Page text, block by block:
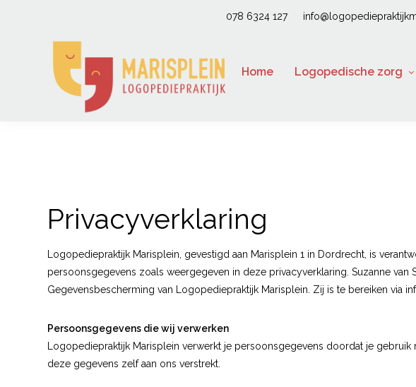
078 6324 127
Home Logopedische zorg
Privacyverklaring
Logopediepraktijk Marisplein, gevestigd aan Marisplein 1 in Dordrecht, is
persoonsgegevens zoals weergegeven in deze privacyverklaring. Suzanne van
Gegevensbescherming van Logopediepraktijk Marisplein. Zij is te bereiken via
Persoonsgegevens die wij verwerken
Logopediepraktijk Marisplein verwerkt je persoonsgegevens doordat je
deze gegevens zelf aan ons verstrekt.